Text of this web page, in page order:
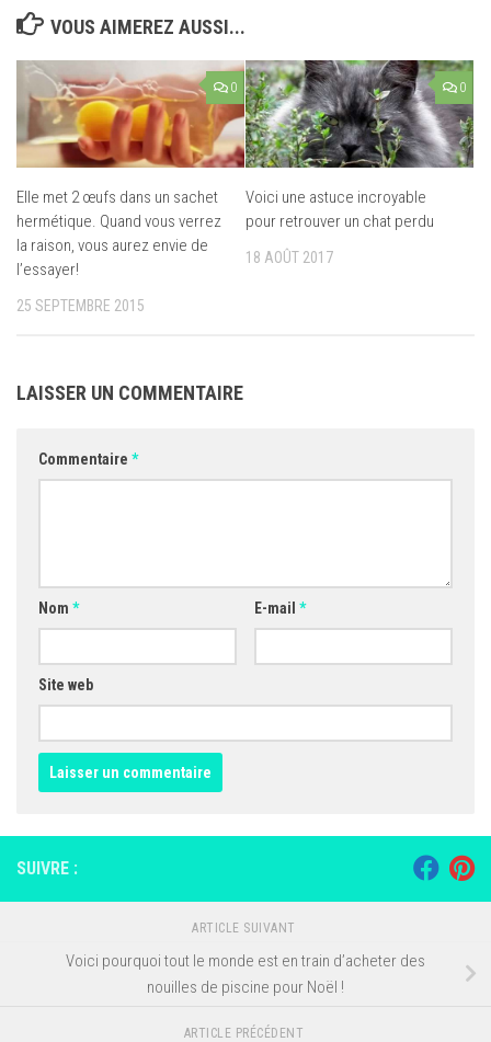
VOUS AIMEREZ AUSSI...
0
Elle met 2 œufs dans un sachet
hermétique. Quand vous verrez
la raison, vous aurez envie de
l’essayer!
25 SEPTEMBRE 2015
0
Voici une astuce incroyable
pour retrouver un chat perdu
18 AOÛT 2017
LAISSER UN COMMENTAIRE
Commentaire *
Nom * E-mail *
Site web
SUIVRE :
ARTICLE SUIVANT
Voici pourquoi tout le monde est en train d’acheter des
nouilles de piscine pour Noël !
ARTICLE PRÉCÉDENT